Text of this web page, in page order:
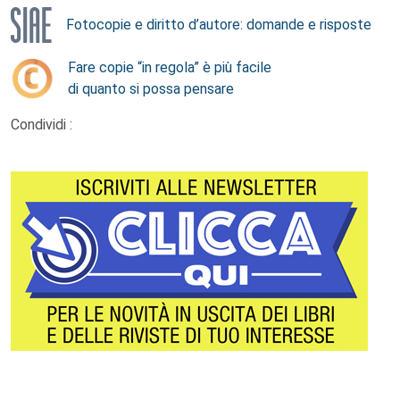
Fotocopie e diritto d’autore: domande e risposte
Fare copie “in regola” è più facile
di quanto si possa pensare
Condividi :